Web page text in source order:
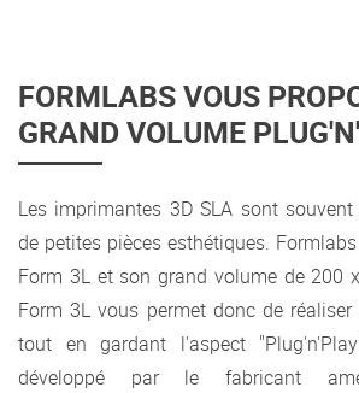
FORMLABS VOUS
GRAND VOLUME
Les imprimantes 3D SLA sont
de petites pièces esthétiques.
Form 3L et son grand volume de 200
Form 3L vous permet donc de réaliser
tout en gardant l'aspect
développé par le fabricant